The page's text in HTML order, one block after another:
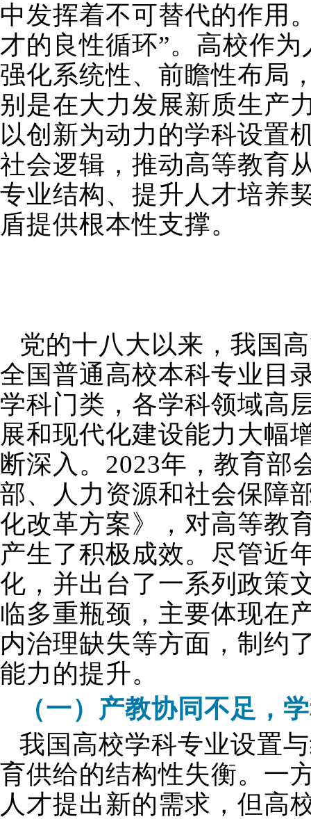
中发挥着不可替代的作用
才的良性循环”。高校作
强化系统性、前瞻性布局
别是在大力发展新质生产
以创新为动力的学科设置
社会逻辑，推动高等教育
专业结构、提升人才培养
盾提供根本性支撑。
党的十八大以来，我国
全国普通高校本科专业目
学科门类，各学科领域高
展和现代化建设能力大幅
断深入。2023年，教育部
部、人力资源和社会保障
化改革方案》，对高等教
产生了积极成效。尽管近
化，并出台了一系列政策
临多重瓶颈，主要体现在
内治理缺失等方面，制约
能力的提升。
（一）产教协同不足，
我国高校学科专业设置
育供给的结构性失衡。一
人才提出新的需求，但高